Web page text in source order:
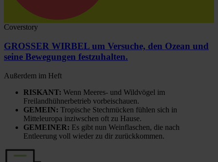
Coverstory
GROSSER WIRBEL um Versuche, den Ozean und
seine Bewegungen festzuhalten.
Außerdem im Heft
RISKANT: Wenn Meeres- und Wildvögel im
Freilandhühnerbetrieb vorbeischauen.
GEMEIN: Tropische Stechmücken fühlen sich in
Mitteleuropa inziwschen oft zu Hause.
GEMEINER: Es gibt nun Weinflaschen, die nach
Entleerung voll wieder zu dir zurückkommen.